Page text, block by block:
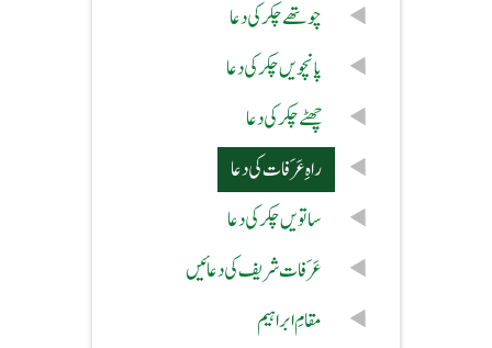
چوتھے چکر کی دعا
پانچویں چکر کی دعا
چھٹے چکر کی دعا
راہِ عَرَفات کی دعا
ساتویں چکر کی دعا
عَرَفات شریف کی دعائیں
مقامِ ابراہیم